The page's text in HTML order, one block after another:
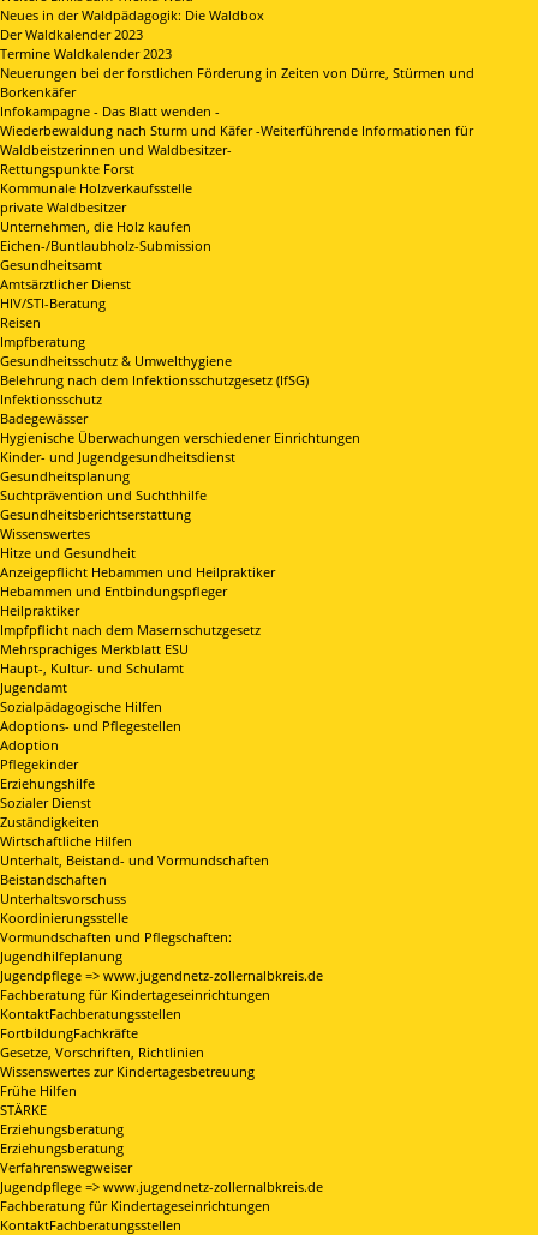
Neues in der Waldpädagogik: Die Waldbox
Der Waldkalender 2023
Termine Waldkalender 2023
Neuerungen bei der forstlichen Förderung in Zeiten von Dürre, Stürmen und
Borkenkäfer
Infokampagne - Das Blatt wenden -
Wiederbewaldung nach Sturm und Käfer -Weiterführende Informationen für
Waldbeistzerinnen und Waldbesitzer-
Rettungspunkte Forst
Kommunale Holzverkaufsstelle
private Waldbesitzer
Unternehmen, die Holz kaufen
Eichen-/Buntlaubholz-Submission
Gesundheitsamt
Amtsärztlicher Dienst
HIV/STI-Beratung
Reisen
Impfberatung
Gesundheitsschutz & Umwelthygiene
Belehrung nach dem Infektionsschutzgesetz (IfSG)
Infektionsschutz
Badegewässer
Hygienische Überwachungen verschiedener Einrichtungen
Kinder- und Jugendgesundheitsdienst
Gesundheitsplanung
Suchtprävention und Suchthhilfe
Gesundheitsberichtserstattung
Wissenswertes
Hitze und Gesundheit
Anzeigepflicht Hebammen und Heilpraktiker
Hebammen und Entbindungspfleger
Heilpraktiker
Impfpflicht nach dem Masernschutzgesetz
Mehrsprachiges Merkblatt ESU
Haupt-, Kultur- und Schulamt
Jugendamt
Sozialpädagogische Hilfen
Adoptions- und Pflegestellen
Adoption
Pflegekinder
Erziehungshilfe
Sozialer Dienst
Zuständigkeiten
Wirtschaftliche Hilfen
Unterhalt, Beistand- und Vormundschaften
Beistandschaften
Unterhaltsvorschuss
Koordinierungsstelle
Vormundschaften und Pflegschaften:
Jugendhilfeplanung
Jugendpflege => www.jugendnetz-zollernalbkreis.de
Fachberatung für Kindertageseinrichtungen
KontaktFachberatungsstellen
FortbildungFachkräfte
Gesetze, Vorschriften, Richtlinien
Wissenswertes zur Kindertagesbetreuung
Frühe Hilfen
STÄRKE
Erziehungsberatung
Erziehungsberatung
Verfahrenswegweiser
Jugendpflege => www.jugendnetz-zollernalbkreis.de
Fachberatung für Kindertageseinrichtungen
KontaktFachberatungsstellen